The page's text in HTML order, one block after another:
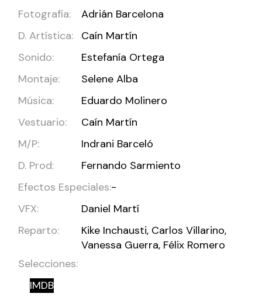
Fotografía:
Adrián Barcelona
D. Artística:
Caín Martín
Sonido:
Estefanía Ortega
Montaje:
Selene Alba
Música:
Eduardo Molinero
Vestuario:
Caín Martín
M/P:
Indrani Barceló
D. Prod:
Fernando Sarmiento
Efectos Especiales:-
VFX:
Daniel Martí
Reparto:
Kike Inchausti, Carlos Villarino,
Vanessa Guerra, Félix Romero
Selecciones:
IMDB